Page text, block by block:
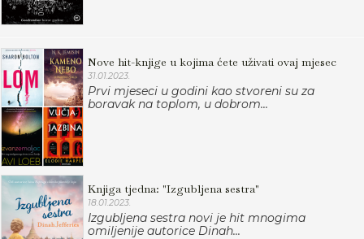
Nove hit-knjige u kojima ćete uživati ovaj mjesec
31.01.2023.
Prvi mjeseci u godini kao stvoreni su za
boravak na toplom, u dobrom...
Knjiga tjedna: "Izgubljena sestra"
18.01.2023.
Izgubljena sestra novi je hit mnogima
omiljenije autorice Dinah...